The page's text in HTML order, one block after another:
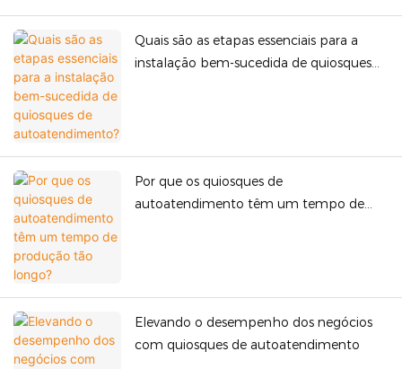
Quais são as etapas essenciais para a
instalação bem-sucedida de quiosques
Por que os quiosques de
autoatendimento têm um tempo de
Elevando o desempenho dos negócios
com quiosques de autoatendimento